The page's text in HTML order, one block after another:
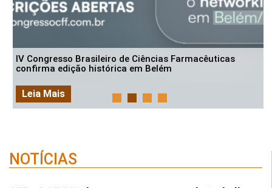
IV Congresso Brasileiro de Ciências Farmacêuticas
confirma edição histórica em Belém
Leia Mais
NOTÍCIAS